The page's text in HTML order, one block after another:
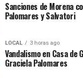
Sanciones de Morena
Palomares y Salvatori
LOCAL 3 horas ago
Vandalismo en Casa de
Graciela Palomares